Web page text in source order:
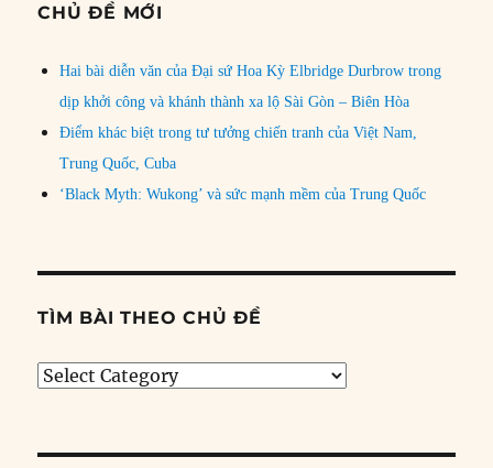
CHỦ ĐỀ MỚI
Hai bài diễn văn của Đại sứ Hoa Kỳ Elbridge Durbrow trong
dịp khởi công và khánh thành xa lộ Sài Gòn – Biên Hòa
Điểm khác biệt trong tư tưởng chiến tranh của Việt Nam,
Trung Quốc, Cuba
‘Black Myth: Wukong’ và sức mạnh mềm của Trung Quốc
TÌM BÀI THEO CHỦ ĐỀ
Tìm